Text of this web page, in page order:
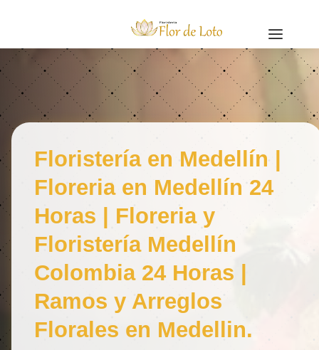
a
Floristería en Medellín |
Floreria en Medellín 24
Horas | Floreria y
Floristería Medellín
Colombia 24 Horas |
Ramos y Arreglos
Florales en Medellin.